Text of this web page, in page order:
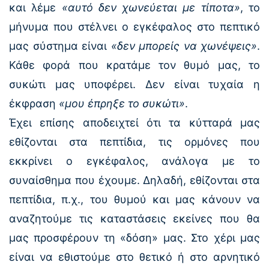
και λέμε «αυτό δεν χωνεύεται με τίποτα», το
μήνυμα που στέλνει ο εγκέφαλος στο πεπτικό
μας σύστημα είναι «δεν μπορείς να χωνέψεις».
Κάθε φορά που κρατάμε τον θυμό μας, το
συκώτι μας υποφέρει. Δεν είναι τυχαία η
έκφραση «μου έπρηξε το συκώτι».
Έχει επίσης αποδειχτεί ότι τα κύτταρά μας
εθίζονται στα πεπτίδια, τις ορμόνες που
εκκρίνει ο εγκέφαλος, ανάλογα με το
συναίσθημα που έχουμε. Δηλαδή, εθίζονται στα
πεπτίδια, π.χ., του θυμού και μας κάνουν να
αναζητούμε τις καταστάσεις εκείνες που θα
μας προσφέρουν τη «δόση» μας. Στο χέρι μας
είναι να εθιστούμε στο θετικό ή στο αρνητικό